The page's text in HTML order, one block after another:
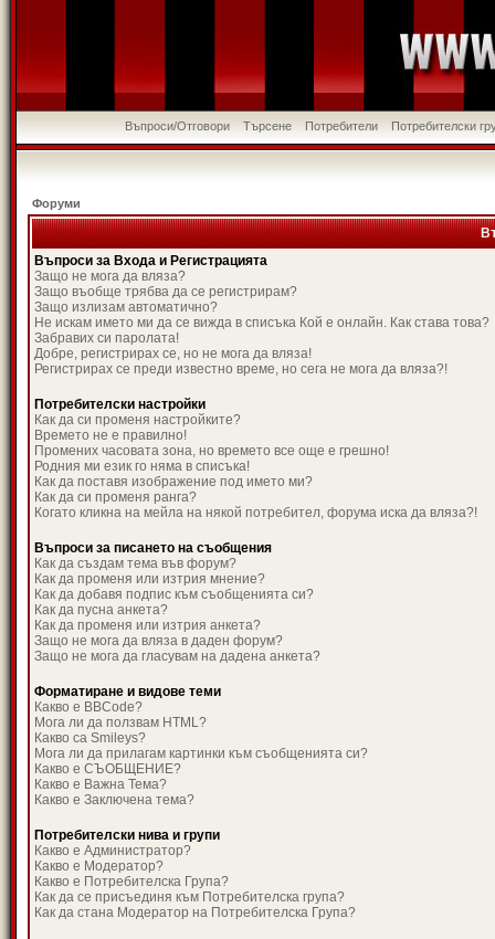
Въпроси/Отговори Търсене Потребители Потребителски
Форуми
Въпроси за Входа и Регистрацията
Защо не мога да вляза?
Защо въобще трябва да се регистрирам?
Защо излизам автоматично?
Не искам името ми да се вижда в списъка Кой е онлайн. Как става това?
Забравих си паролата!
Добре, регистрирах се, но не мога да вляза!
Регистрирах се преди известно време, но сега не мога да вляза?!
Потребителски настройки
Как да си променя настройките?
Времето не е правилно!
Промених часовата зона, но времето все още е грешно!
Родния ми език го няма в списъка!
Как да поставя изображение под името ми?
Как да си променя ранга?
Когато кликна на мейла на някой потребител, форума иска да вляза?!
Въпроси за писането на съобщения
Как да създам тема във форум?
Как да променя или изтрия мнение?
Как да добавя подпис към съобщенията си?
Как да пусна анкета?
Как да променя или изтрия анкета?
Защо не мога да вляза в даден форум?
Защо не мога да гласувам на дадена анкета?
Форматиране и видове теми
Какво е BBCode?
Мога ли да ползвам HTML?
Какво са Smileys?
Мога ли да прилагам картинки към съобщенията си?
Какво е СЪОБЩЕНИЕ?
Какво е Важна Тема?
Какво е Заключена тема?
Потребителски нива и групи
Какво е Администратор?
Какво е Модератор?
Какво е Потребителска Група?
Как да се присъединя към Потребителска група?
Как да стана Модератор на Потребителска Група?